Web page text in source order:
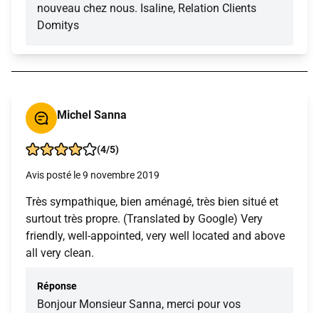
nouveau chez nous. Isaline, Relation Clients
Domitys
Michel Sanna
(4/5)
Avis posté le 9 novembre 2019
Très sympathique, bien aménagé, très bien situé et
surtout très propre. (Translated by Google) Very
friendly, well-appointed, very well located and above
all very clean.
Réponse
Bonjour Monsieur Sanna, merci pour vos